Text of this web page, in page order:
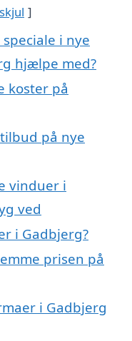
skjul
i nye
hjælpe med?
koster på
på nye
vinduer i
ved
i Gadbjerg?
prisen på
i Gadbjerg